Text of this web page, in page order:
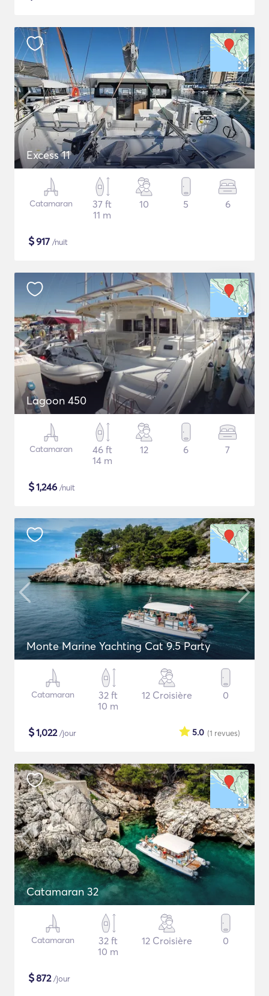
Excess 11
Catamaran
37 ft
11 m
10 5 6
$917 /nuit
Lagoon 450
Catamaran
46 ft
14 m
12 6 7
$1,246 /nuit
Monte Marine Yachting Cat 9.5 Party
Catamaran
32 ft
10 m
12 Croisière 0
$1,022/jour (1 revues)
5.0
Catamaran 32
Catamaran
32 ft
10 m
12 Croisière 0
$872/jour